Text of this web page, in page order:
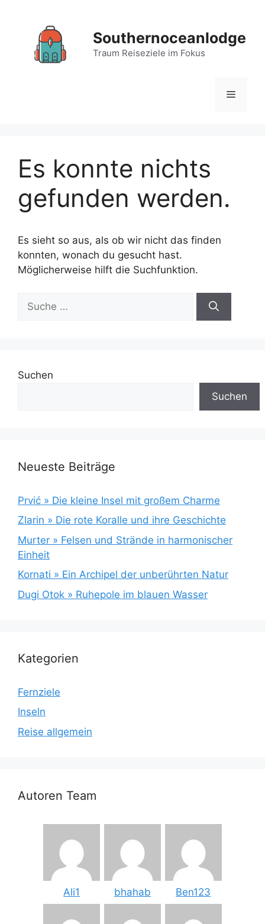
springen
Southernoceanlodge
Traum Reiseziele im Fokus
Menü
Es konnte nichts
gefunden werden.
Es sieht so aus, als ob wir nicht das finden
konnten, wonach du gesucht hast.
Möglicherweise hilft die Suchfunktion.
nach:
Suchen
Suchen
Neueste Beiträge
Prvić » Die kleine Insel mit großem Charme
Zlarin » Die rote Koralle und ihre Geschichte
Murter » Felsen und Strände in harmonischer
Einheit
Kornati » Ein Archipel der unberührten Natur
Dugi Otok » Ruhepole im blauen Wasser
Kategorien
Fernziele
Inseln
Reise allgemein
Autoren Team
Ali1 bhahab Ben123